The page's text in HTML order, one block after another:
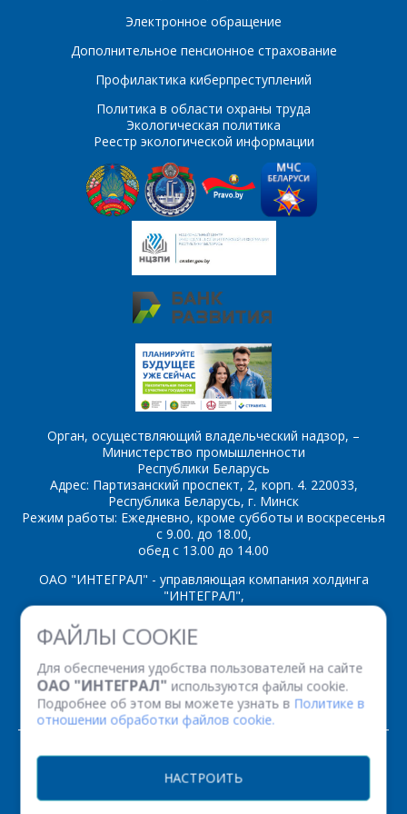
ФАЙЛЫ COOKIE
Для обеспечения удобства пользователей на сайте
ОАО "ИНТЕГРАЛ" используются файлы cookie.
Подробнее об этом вы можете узнать в Политике в
отношении обработки файлов cookie.
НАСТРОИТЬ
ПОИСК
Электронное обращение
Дополнительное пенсионное страхование
Профилактика киберпреступлений
Политика в области охраны труда
Экологическая политика
Реестр экологической информации
Орган, осуществляющий владельческий надзор, –
Министерство промышленности
Республики Беларусь
Адрес: Партизанский проспект, 2, корп. 4. 220033,
Республика Беларусь, г. Минск
Режим работы: Ежедневно, кроме субботы и воскресенья
с 9.00. до 18.00,
обед с 13.00 до 14.00
ОАО "ИНТЕГРАЛ" - управляющая компания холдинга
"ИНТЕГРАЛ",
ул. Казинца И.П., д.121А, комната 327, г. Минск, 220108,
Республика Беларусь
Факс: (+375 17) 338 12 94 УНП 100386629
Рег. номер 100386629 от 01.08.2013 г.
© 2026. Все права защищены.
E-mail*
Интересующий товар/
услуга, их количество
*
*- обязательные
ОТПРАВИТЬ
E-mail
Интересующий товар/
услуга
Сообщение
обработку
персональных данных*
*- обязательные
поля
ОТПРАВИТЬ